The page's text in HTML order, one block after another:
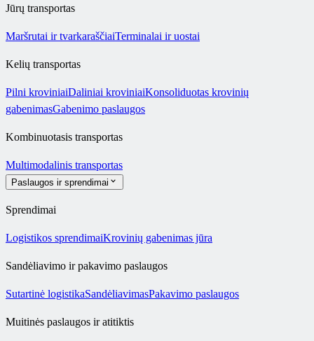
Jūrų transportas
Maršrutai ir tvarkaraščiaiTerminalai ir uostai
Kelių transportas
Pilni kroviniaiDaliniai kroviniaiKonsoliduotas krovinių
gabenimasGabenimo paslaugos
Kombinuotasis transportas
Multimodalinis transportas
Paslaugos ir sprendimai
Sprendimai
Logistikos sprendimaiKrovinių gabenimas jūra
Sandėliavimo ir pakavimo paslaugos
Sutartinė logistikaSandėliavimasPakavimo paslaugos
Muitinės paslaugos ir atitiktis